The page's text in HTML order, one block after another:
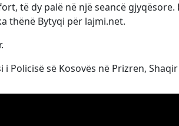
të dy palë në një seancë gjyqësore.
thënë Bytyqi për lajmi.net.
së Kosovës në Prizren,